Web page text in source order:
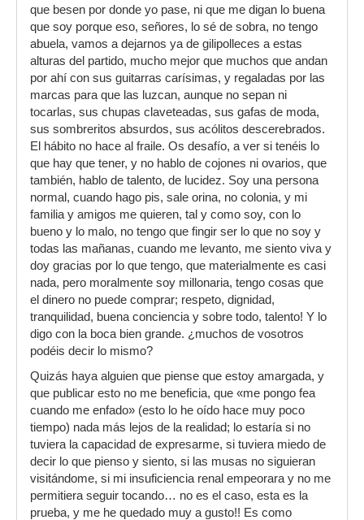
que besen por donde yo pase, ni que me digan lo buena
que soy porque eso, señores, lo sé de sobra, no tengo
abuela, vamos a dejarnos ya de gilipolleces a estas
alturas del partido, mucho mejor que muchos que andan
por ahí con sus guitarras carísimas, y regaladas por las
marcas para que las luzcan, aunque no sepan ni
tocarlas, sus chupas claveteadas, sus gafas de moda,
sus sombreritos absurdos, sus acólitos descerebrados.
El hábito no hace al fraile. Os desafío, a ver si tenéis lo
que hay que tener, y no hablo de cojones ni ovarios, que
también, hablo de talento, de lucidez. Soy una persona
normal, cuando hago pis, sale orina, no colonia, y mi
familia y amigos me quieren, tal y como soy, con lo
bueno y lo malo, no tengo que fingir ser lo que no soy y
todas las mañanas, cuando me levanto, me siento viva y
doy gracias por lo que tengo, que materialmente es casi
nada, pero moralmente soy millonaria, tengo cosas que
el dinero no puede comprar; respeto, dignidad,
tranquilidad, buena conciencia y sobre todo, talento! Y lo
digo con la boca bien grande. ¿muchos de vosotros
podéis decir lo mismo?
Quizás haya alguien que piense que estoy amargada, y
que publicar esto no me beneficia, que «me pongo fea
cuando me enfado» (esto lo he oído hace muy poco
tiempo) nada más lejos de la realidad; lo estaría si no
tuviera la capacidad de expresarme, si tuviera miedo de
decir lo que pienso y siento, si las musas no siguieran
visitándome, si mi insuficiencia renal empeorara y no me
permitiera seguir tocando… no es el caso, esta es la
prueba, y me he quedado muy a gusto!! Es como